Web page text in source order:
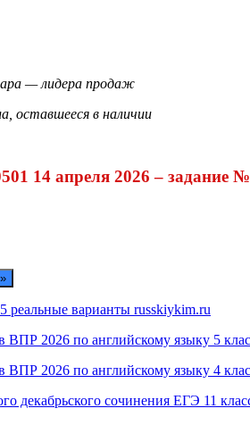
— лидера продаж
оставшееся в наличии
14 апреля 2026 – задание
реальные варианты russkiykim.ru
ВПР 2026 по английскому языку 5
ВПР 2026 по английскому языку 4
декабрьского сочинения ЕГЭ 11